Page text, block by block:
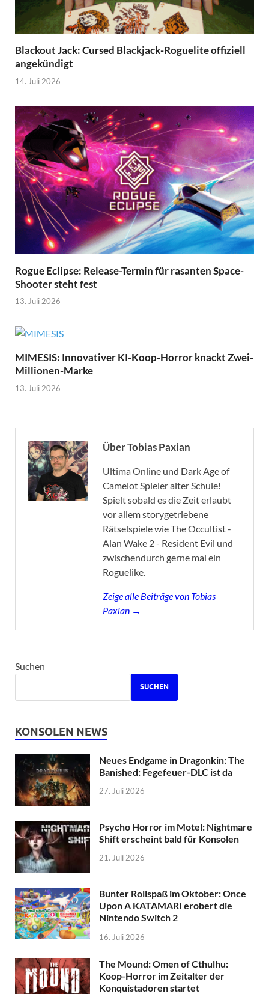
Blackout Jack: Cursed Blackjack-Roguelite offiziell
angekündigt
14. Juli 2026
Rogue Eclipse: Release-Termin für rasanten Space-
Shooter steht fest
13. Juli 2026
MIMESIS: Innovativer KI-Koop-Horror knackt Zwei-
Millionen-Marke
13. Juli 2026
Über Tobias Paxian
Ultima Online und Dark Age of
Camelot Spieler alter Schule!
Spielt sobald es die Zeit erlaubt
vor allem storygetriebene
Rätselspiele wie The Occultist -
Alan Wake 2 - Resident Evil und
zwischendurch gerne mal ein
Roguelike.
Zeige alle Beiträge von Tobias
Paxian →
Suchen
SUCHEN
KONSOLEN NEWS
Neues Endgame in Dragonkin: The
Banished: Fegefeuer-DLC ist da
27. Juli 2026
Psycho Horror im Motel: Nightmare
Shift erscheint bald für Konsolen
21. Juli 2026
Bunter Rollspaß im Oktober: Once
Upon A KATAMARI erobert die
Nintendo Switch 2
16. Juli 2026
The Mound: Omen of Cthulhu:
Koop-Horror im Zeitalter der
Konquistadoren startet